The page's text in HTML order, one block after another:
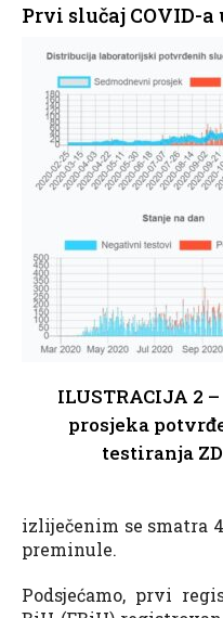
Prvi slučaj COVID-
ILUSTRACIJA 2
prosjeka
testiranja
izliječenim se smatra
preminule.
Podsjećamo, prvi